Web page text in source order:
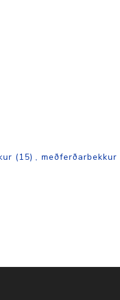
(15) , meðferðarbekkur